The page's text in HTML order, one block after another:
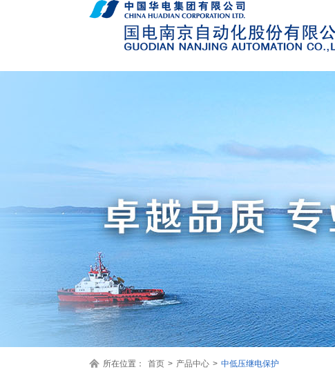
所在位置： 首页 > 产品中心 > 中低压继电保护